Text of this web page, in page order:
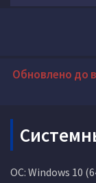
Обновлено до
ОС: Windows 10